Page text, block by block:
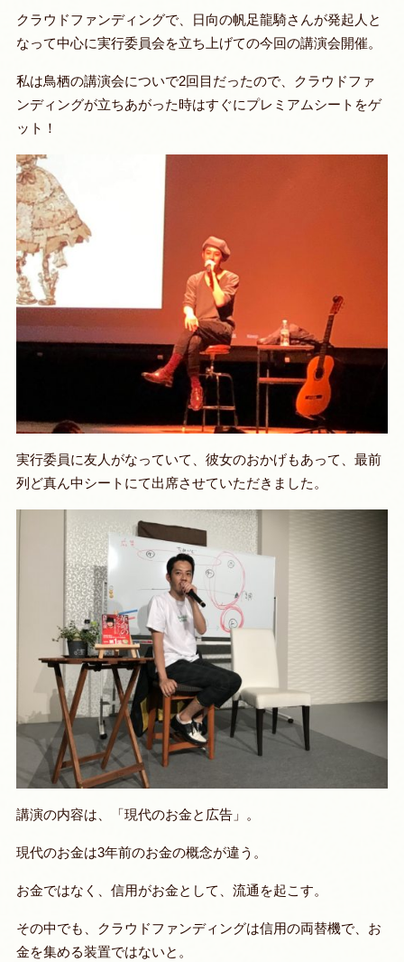
クラウドファンディングで、日向の帆足龍騎さんが発起人と
なって中心に実行委員会を立ち上げての今回の講演会開催。
私は鳥栖の講演会についで2回目だったので、クラウドファ
ンディングが立ちあがった時はすぐにプレミアムシートをゲ
ット！
実行委員に友人がなっていて、彼女のおかげもあって、最前
列ど真ん中シートにて出席させていただきました。
講演の内容は、「現代のお金と広告」。
現代のお金は3年前のお金の概念が違う。
お金ではなく、信用がお金として、流通を起こす。
その中でも、クラウドファンディングは信用の両替機で、お
金を集める装置ではないと。